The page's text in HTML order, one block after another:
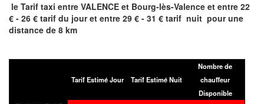
le Tarif taxi entre VALENCE et Bourg-lès-Valence et entre 22
€ - 26 € tarif du jour et entre 29 € - 31 € tarif nuit pour une
distance de 8 km
Tarif Estimé Jour Tarif Estimé Nuit
Nombre de
chauffeur
Disponible